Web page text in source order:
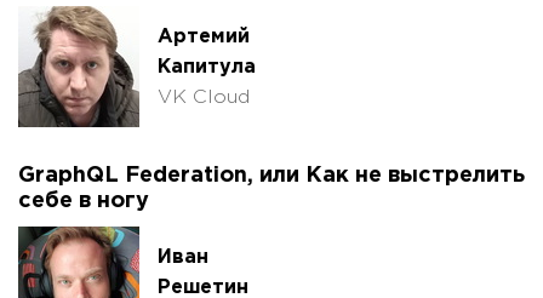
Артемий
Капитула
VK Cloud
GraphQL Federation, или Как не выстрелить
себе в ногу
Иван
Решетин